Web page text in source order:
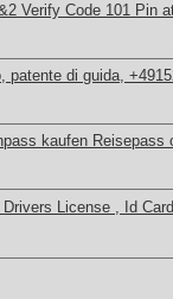
Verify Code 101 Pin
patente di guida,
kaufen Reisepass
License , Id